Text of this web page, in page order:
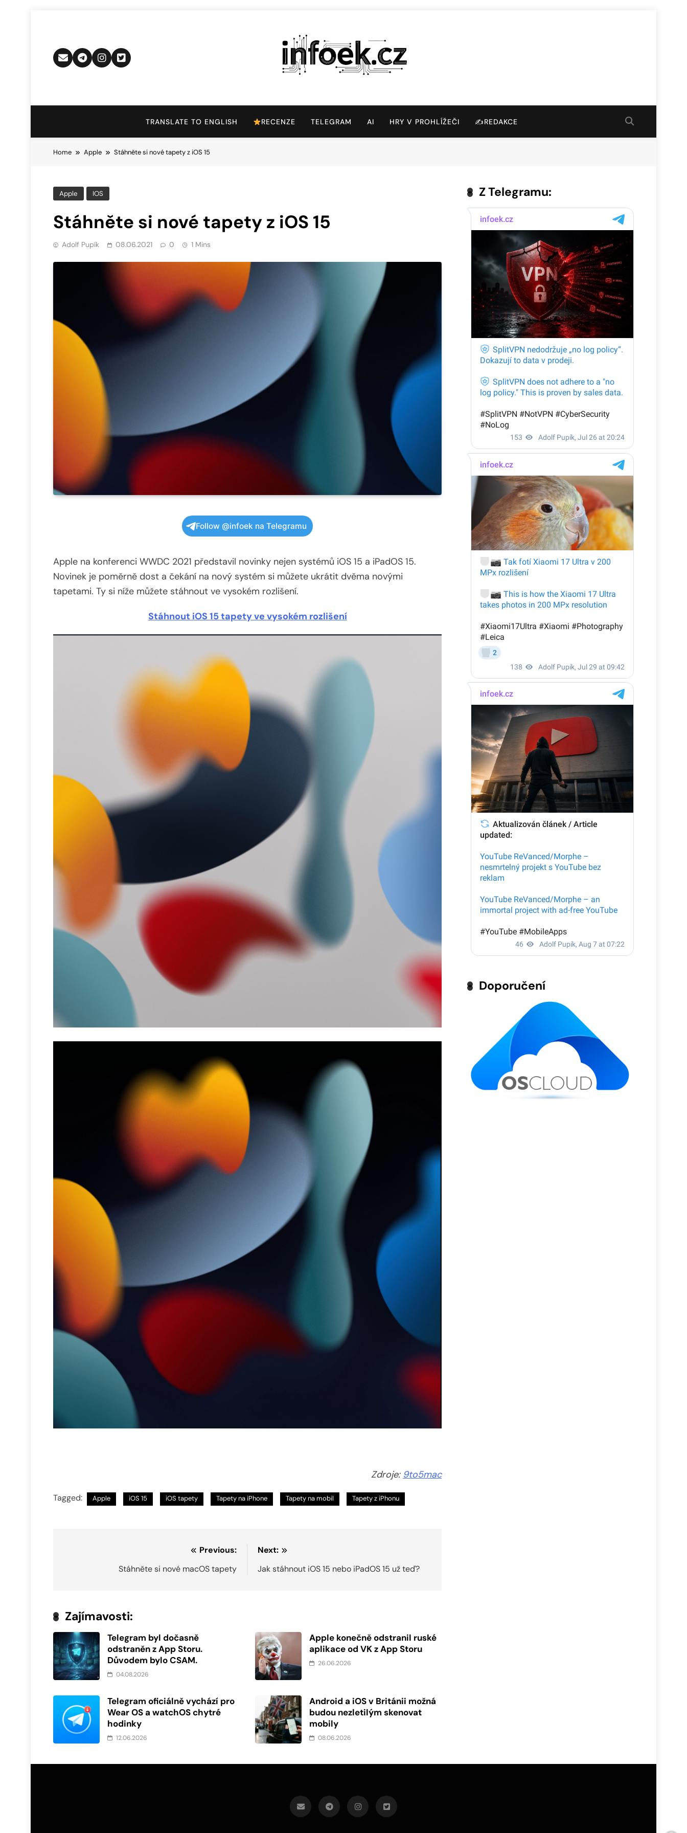
Infoek.cz
TRANSLATE TO ENGLISH RECENZE TELEGRAM AI HRY V PROHLÍŽEČI ✍️REDAKCE
Home Apple Stáhněte si nové tapety z iOS 15
Apple IOS
Stáhněte si nové tapety z iOS 15
Adolf Pupík 08.06.2021 0 1 Mins
Follow @infoek na Telegramu
Apple na konferenci WWDC 2021 představil novinky nejen systémů iOS 15 a iPadOS 15.
Novinek je poměrně dost a čekání na nový systém si můžete ukrátit dvěma novými
tapetami. Ty si níže můžete stáhnout ve vysokém rozlišení.
Stáhnout iOS 15 tapety ve vysokém rozlišení
Zdroje: 9to5mac
Tagged: Apple iOS 15 iOS tapety Tapety na iPhone Tapety na mobil Tapety z iPhonu
Previous:
Stáhněte si nové macOS tapety
Next:
Jak stáhnout iOS 15 nebo iPadOS 15 už teď?
Zajímavosti:
Telegram byl dočasně
odstraněn z App Storu.
Důvodem bylo CSAM.
04.08.2026
Apple konečně odstranil ruské
aplikace od VK z App Storu
26.06.2026
Telegram oficiálně vychází pro
Wear OS a watchOS chytré
hodinky
12.06.2026
Android a iOS v Británii možná
budou nezletilým skenovat
mobily
08.06.2026
Z Telegramu:
Doporučení